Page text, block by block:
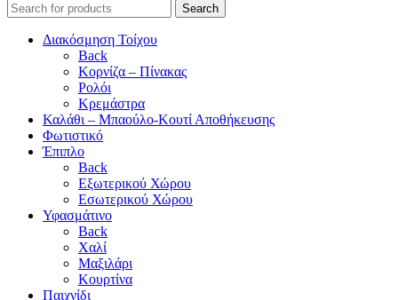
Search
Διακόσμηση Τοίχου
Back
Κορνίζα – Πίνακας
Ρολόι
Κρεμάστρα
Καλάθι – Μπαούλο-Κουτί Αποθήκευσης
Φωτιστικό
Έπιπλο
Back
Εξωτερικού Χώρου
Εσωτερικού Χώρου
Υφασμάτινο
Back
Χαλί
Μαξιλάρι
Κουρτίνα
Παιχνίδι